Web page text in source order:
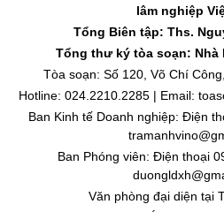
lâm nghiệp
Tổng Biên tập: Ths.
Tổng thư ký tòa soạn: Nhà
Tòa soạn: Số 120, Võ Chí
Hotline: 024.2210.2285 | Email:
Ban Kinh tế Doanh nghiệp: Điện
Ban Phóng viên: Điện thoại
Văn phòng đại diện tại